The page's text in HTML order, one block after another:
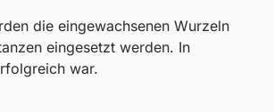
die eingewachsenen Wurzeln
eingesetzt werden. In
war.